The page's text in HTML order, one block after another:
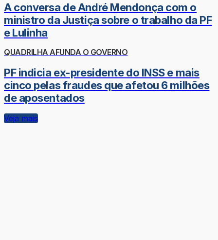
A conversa de André Mendonça com o
ministro da Justiça sobre o trabalho da PF
e Lulinha
QUADRILHA AFUNDA O GOVERNO
PF indicia ex-presidente do INSS e mais
cinco pelas fraudes que afetou 6 milhões
de aposentados
Veja mais